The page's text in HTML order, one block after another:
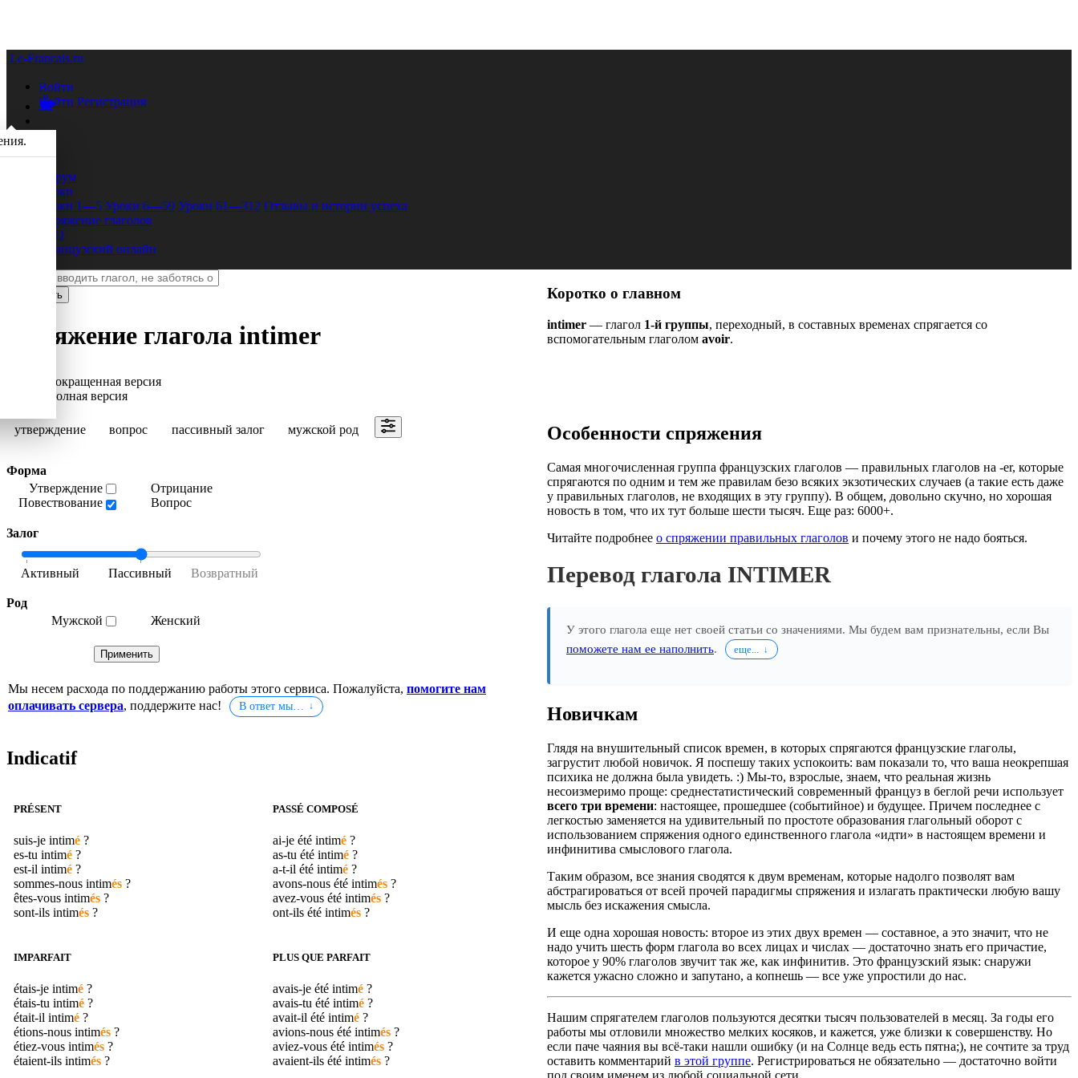
Le-Francais.ru
Войти
Войти Регистрация
Форум
Уроки
Уроки 1—5 Уроки 6—59 Уроки 61—312 Отзывы и истории успеха
Спряжение глаголов
FAQ
Французский онлайн
Спряжение глагола intimer
Сокращенная версия
Полная версия
утверждение вопрос пассивный залог мужской род
Форма
Утверждение
Повествование
Отрицание
Вопрос
Залог
Род
Мужской
Женский
Мы несем расхода по поддержанию работы этого сервиса. Пожалуйста, помогите нам
оплачивать сервера, поддержите нас! В ответ мы…
Indicatif
PRÉSENT
suis-je intimé ?
es-tu intimé ?
est-il intimé ?
sommes-nous intimés ?
êtes-vous intimés ?
sont-ils intimés ?
PASSÉ COMPOSÉ
ai-je été intimé?
as-tu été intimé?
a-t-il été intimé?
avons-nous été intimés?
avez-vous été intimés?
ont-ils été intimés?
IMPARFAIT
étais-je intimé ?
étais-tu intimé ?
était-il intimé ?
étions-nous intimés ?
étiez-vous intimés ?
étaient-ils intimés ?
PLUS QUE PARFAIT
avais-je été intimé?
avais-tu été intimé?
avait-il été intimé?
avions-nous été intimés?
aviez-vous été intimés?
avaient-ils été intimés?
Коротко о главном
intimer — глагол 1-й группы, переходный, в составных временах спрягается со
вспомогательным глаголом avoir.
Особенности спряжения
Самая многочисленная группа французских глаголов — правильных глаголов на -er, которые
спрягаются по одним и тем же правилам безо всяких экзотических случаев (а такие есть даже
у правильных глаголов, не входящих в эту группу). В общем, довольно скучно, но хорошая
новость в том, что их тут больше шести тысяч. Еще раз: 6000+.
Читайте подробнее о спряжении правильных глаголов и почему этого не надо бояться.
Перевод глагола INTIMER
У этого глагола еще нет своей статьи со значениями. Мы будем вам признательны, если Вы
поможете нам ее наполнить. еще...
Новичкам
Глядя на внушительный список времен, в которых спрягаются французские глаголы,
загрустит любой новичок. Я поспешу таких успокоить: вам показали то, что ваша неокрепшая
психика не должна была увидеть. :) Мы-то, взрослые, знаем, что реальная жизнь
несоизмеримо проще: среднестатистический современный француз в беглой речи использует
всего три времени: настоящее, прошедшее (событийное) и будущее. Причем последнее с
легкостью заменяется на удивительный по простоте образования глагольный оборот с
использованием спряжения одного единственного глагола «идти» в настоящем времени и
инфинитива смыслового глагола.
Таким образом, все знания сводятся к двум временам, которые надолго позволят вам
абстрагироваться от всей прочей парадигмы спряжения и излагать практически любую вашу
мысль без искажения смысла.
И еще одна хорошая новость: второе из этих двух времен — составное, а это значит, что не
надо учить шесть форм глагола во всех лицах и числах — достаточно знать его причастие,
которое у 90% глаголов звучит так же, как инфинитив. Это французский язык: снаружи
кажется ужасно сложно и запутано, а копнешь — все уже упростили до нас.
Нашим спрягателем глаголов пользуются десятки тысяч пользователей в месяц. За годы его
работы мы отловили множество мелких косяков, и кажется, уже близки к совершенству. Но
если паче чаяния вы всё-таки нашли ошибку (и на Солнце ведь есть пятна;), не сочтите за труд
оставить комментарий в этой группе. Регистрироваться не обязательно — достаточно войти
под своим именем из любой социальной сети.